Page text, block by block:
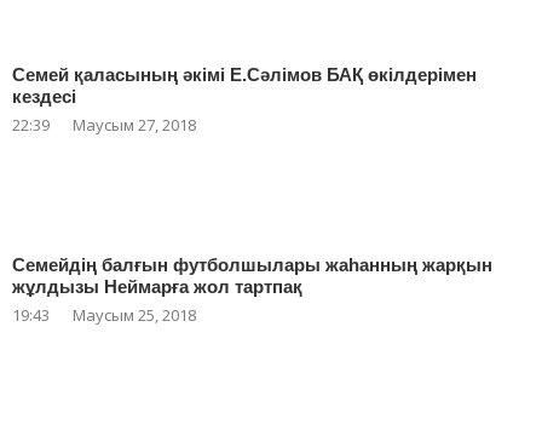
Семей қаласының әкімі Е.Сәлімов БАҚ өкілдерімен
кездесі
22:39 Маусым 27, 2018
Семейдің балғын футболшылары жаһанның жарқын
жұлдызы Неймарға жол тартпақ
19:43 Маусым 25, 2018